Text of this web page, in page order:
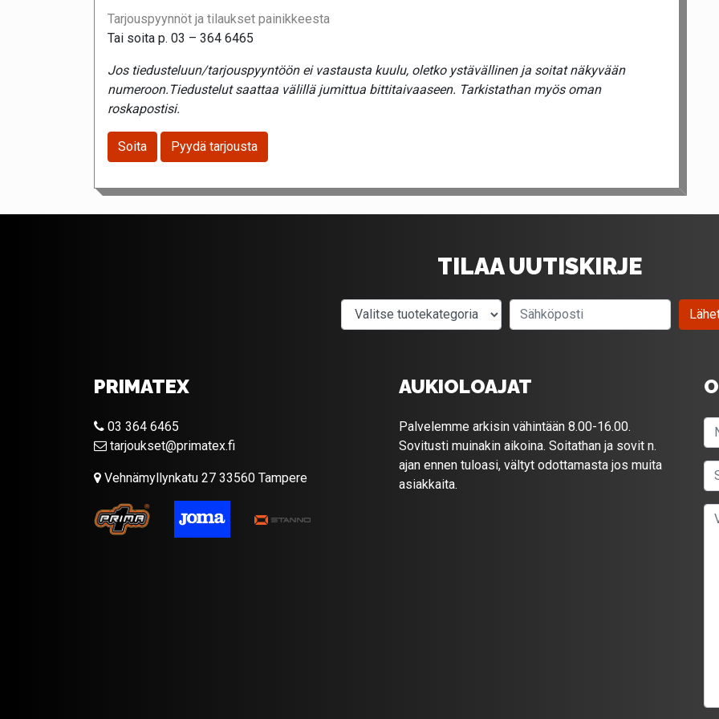
Tarjouspyynnöt ja tilaukset painikkeesta
Tai soita p. 03 – 364 6465
Jos tiedusteluun/tarjouspyyntöön ei vastausta kuulu, oletko ystävällinen ja soitat näkyvään
numeroon.Tiedustelut saattaa välillä jumittua bittitaivaaseen. Tarkistathan myös oman
roskapostisi.
Soita Pyydä tarjousta
TILAA UUTISKIRJE
Valitse tuotekategoria
PRIMATEX
03 364 6465
tarjoukset@primatex.fi
Vehnämyllynkatu 27 33560 Tampere
AUKIOLOAJAT
Palvelemme arkisin vähintään 8.00-16.00.
Sovitusti muinakin aikoina. Soitathan ja sovit n.
ajan ennen tuloasi, vältyt odottamasta jos muita
asiakkaita.